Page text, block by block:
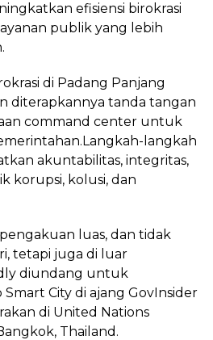
efisiensi birokrasi
publik yang lebih
di Padang Panjang
diterapkannya tanda tangan
command center untuk
langkah
akuntabilitas, integritas,
korupsi, kolusi, dan
luas, dan tidak
tetapi juga di luar
diundang untuk
City di ajang GovInsider
di United Nations
Thailand.